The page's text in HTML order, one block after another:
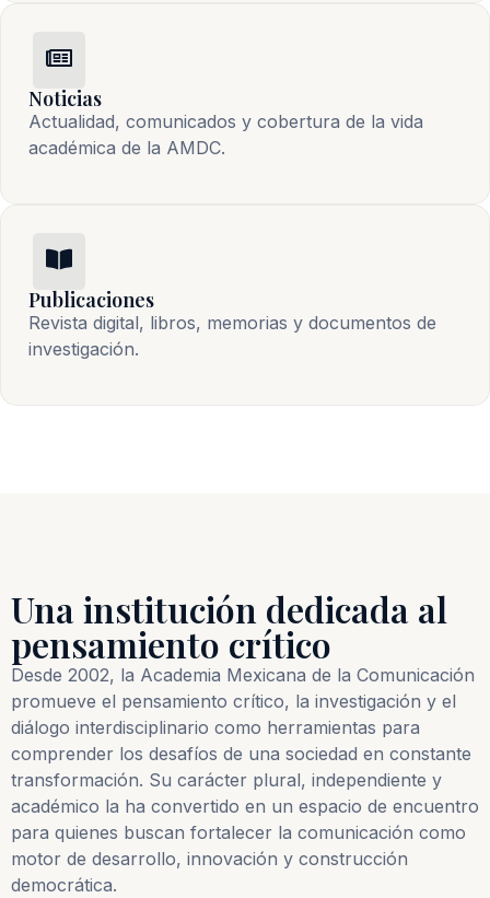
Noticias
Actualidad, comunicados y cobertura de la vida
académica de la AMDC.
Publicaciones
Revista digital, libros, memorias y documentos de
investigación.
Una institución dedicada al
pensamiento crítico
Desde 2002, la Academia Mexicana de la Comunicación
promueve el pensamiento crítico, la investigación y el
diálogo interdisciplinario como herramientas para
comprender los desafíos de una sociedad en constante
transformación. Su carácter plural, independiente y
académico la ha convertido en un espacio de encuentro
para quienes buscan fortalecer la comunicación como
motor de desarrollo, innovación y construcción
democrática.